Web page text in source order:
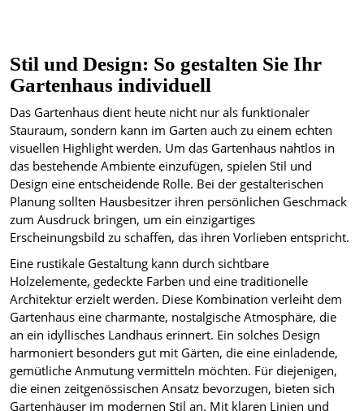
Stil und Design: So gestalten Sie Ihr
Gartenhaus individuell
Das Gartenhaus dient heute nicht nur als funktionaler
Stauraum, sondern kann im Garten auch zu einem echten
visuellen Highlight werden. Um das Gartenhaus nahtlos in
das bestehende Ambiente einzufügen, spielen Stil und
Design eine entscheidende Rolle. Bei der gestalterischen
Planung sollten Hausbesitzer ihren persönlichen Geschmack
zum Ausdruck bringen, um ein einzigartiges
Erscheinungsbild zu schaffen, das ihren Vorlieben entspricht.
Eine rustikale Gestaltung kann durch sichtbare
Holzelemente, gedeckte Farben und eine traditionelle
Architektur erzielt werden. Diese Kombination verleiht dem
Gartenhaus eine charmante, nostalgische Atmosphäre, die
an ein idyllisches Landhaus erinnert. Ein solches Design
harmoniert besonders gut mit Gärten, die eine einladende,
gemütliche Anmutung vermitteln möchten. Für diejenigen,
die einen zeitgenössischen Ansatz bevorzugen, bieten sich
Gartenhäuser im modernen Stil an. Mit klaren Linien und